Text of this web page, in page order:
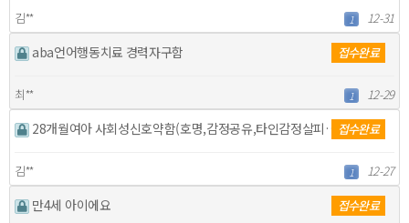
김** 1 12-31
aba언어행동치료 경력자구함 접수완료
최** 1 12-29
28개월여아 사회성신호약함(호명,감정공유,타인감정살피기… 접수완료
김** 1 12-27
만4세 아이에요 접수완료